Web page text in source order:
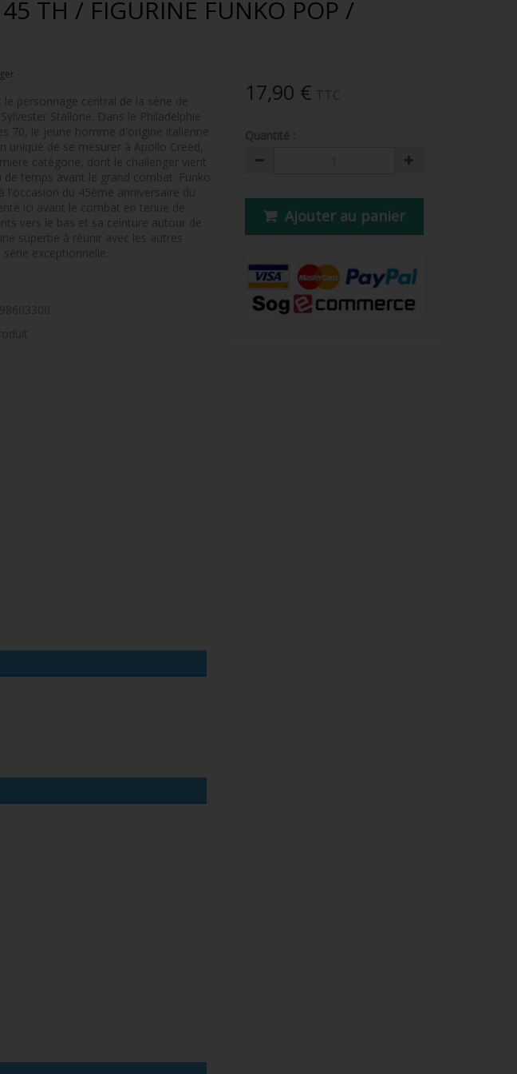
TH / FIGURINE FUNKO POP /
17,90 €
Ajouter au panier
le personnage central de la série de
Stallone. Dans le Philadelphie
70, le jeune homme d'origine italienne
unique de se mesurer à Apollo Creed,
catégorie, dont le challenger vient
de temps avant le grand combat. Funko
l'occasion du 45ème anniversaire du
ici avant le combat en tenue de
vers le bas et sa ceinture autour de
superbe à réunir avec les autres
exceptionnelle.